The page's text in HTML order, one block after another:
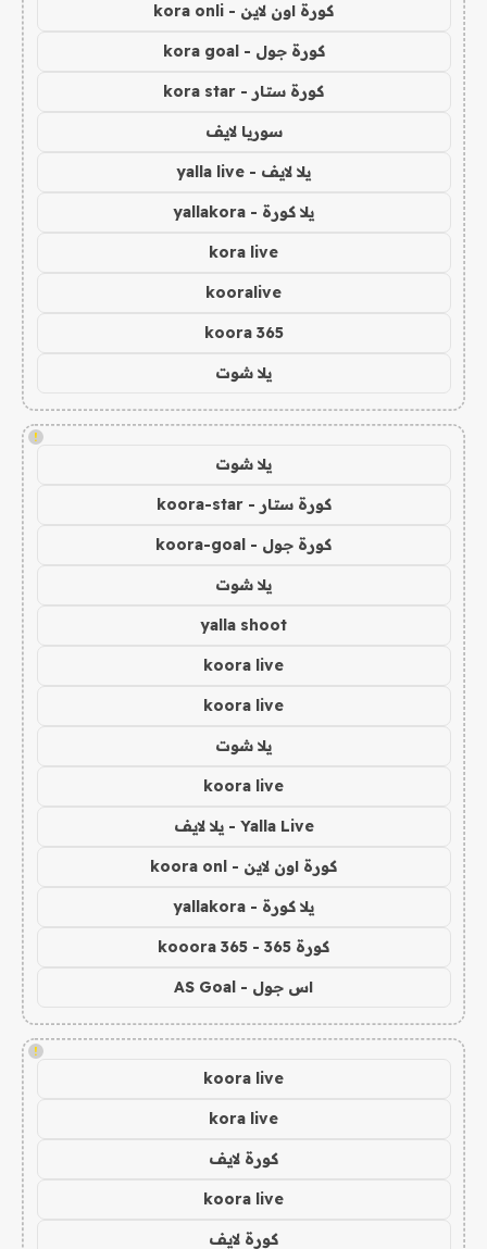
كورة اون لاين - kora onli
كورة جول - kora goal
كورة ستار - kora star
سوريا لايف
يلا لايف - yalla live
يلا كورة - yallakora
kora live
kooralive
koora 365
يلا شوت
!
يلا شوت
كورة ستار - koora-star
كورة جول - koora-goal
يلا شوت
yalla shoot
koora live
koora live
يلا شوت
koora live
Yalla Live - يلا لايف
كورة اون لاين - koora onl
يلا كورة - yallakora
كورة 365 - kooora 365
اس جول - AS Goal
!
koora live
kora live
كورة لايف
koora live
كورة لايف